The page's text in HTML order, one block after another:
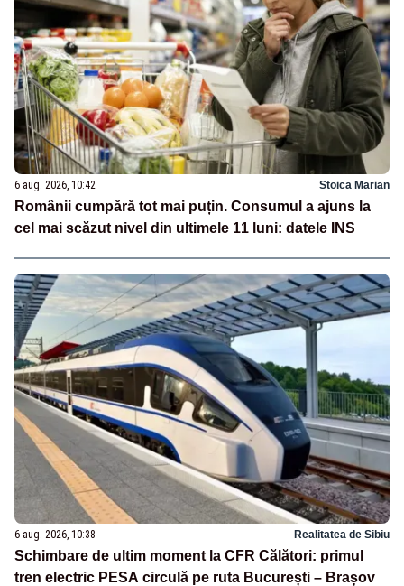
6 aug. 2026, 10:42 Stoica Marian
Românii cumpără tot mai puțin. Consumul a ajuns la
cel mai scăzut nivel din ultimele 11 luni: datele INS
6 aug. 2026, 10:38 Realitatea de Sibiu
Schimbare de ultim moment la CFR Călători: primul
tren electric PESA circulă pe ruta București – Brașov